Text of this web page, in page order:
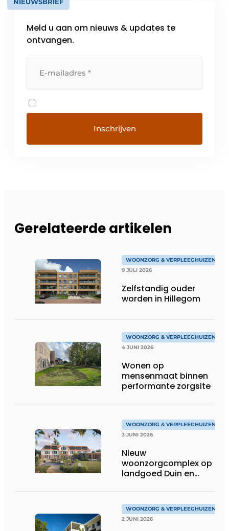
Meld u aan om nieuws & updates te
ontvangen.
Gerelateerde artikelen
WOONZORG & VERPLEEGHUIZEN
9 JULI 2026
Zelfstandig ouder
worden in Hillegom
WOONZORG & VERPLEEGHUIZEN
4 JUNI 2026
Wonen op
mensenmaat binnen
performante zorgsite
WOONZORG & VERPLEEGHUIZEN
3 JUNI 2026
Nieuw
woonzorgcomplex op
landgoed Duin en
WOONZORG & VERPLEEGHUIZEN
2 JUNI 2026